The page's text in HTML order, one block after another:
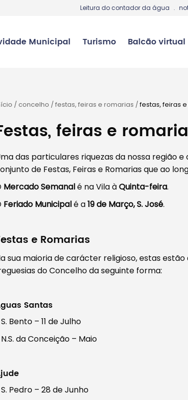
Leitura do contador da água .
Municipal Turismo Balcão virtual
/ concelho /festas, feiras e romarias /festas, feiras
feiras e
das particulares riquezas da nossa região
de Festas, Feiras e Romarias que ao
Mercado Semanalé na Vila àQuinta-feira.
Feriado Municipalé a19 de Março, S. José.
e Romarias
sua maioria de carácter religioso, estas
do Concelho da seguinte forma:
Santas
S. Bento – 11 de Julho
N.S. da Conceição – Maio
S. Pedro – 28 de Junho